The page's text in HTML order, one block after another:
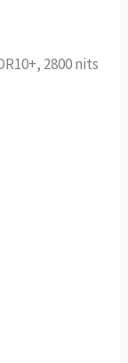
2800 nits